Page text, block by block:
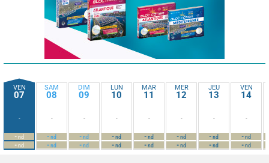
VEN
07
-
-nd
-nd
SAM
08
-
-nd
-nd
DIM
09
-
-nd
-nd
LUN
10
-
-nd
-nd
MAR
11
-
-nd
-nd
MER
12
-
-nd
-nd
JEU
13
-
-nd
-nd
VEN
14
-
-nd
-nd